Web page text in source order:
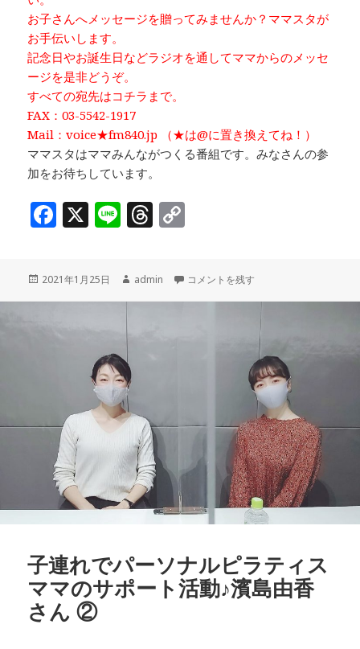
お子さんへメッセージを贈ってみませんか？ママスタが
お手伝いします。
記念日やお誕生日などラジオを通してママからのメッセ
ージを是非どうぞ。
すべての宛先はコチラまで。
FAX：03-5542-1917
Mail：voice★fm840.jp （★は@に置き換えてね！）
ママスタはママみんながつくる番組です。みなさんの参
加をお待ちしています。
F
c
e
o
X Li
e
T
r
e
s
y
投
2021年1月25日
作
admin 「あたらしい私♡～前編」ゲスト：一
コメントを残す
子連れでパーソナルピラティス
ママのサポート活動♪濱島由香
さん ②